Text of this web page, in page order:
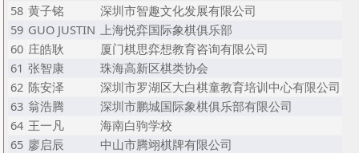
58 黄子铭
深圳市智趣文化发展有限公司
59 GUO JUSTIN 上海悦弈国际象棋俱乐部
60 庄皓耿
厦门棋思弈想教育咨询有限公司
61 张智康
珠海高新区棋类协会
62 陈安泽
深圳市罗湖区大白棋童教育培训中心有限公司
63 翁浩腾
深圳市鹏城国际象棋俱乐部有限公司
64 王一凡
海南白驹学校
65 廖启辰
中山市腾翊棋牌有限公司